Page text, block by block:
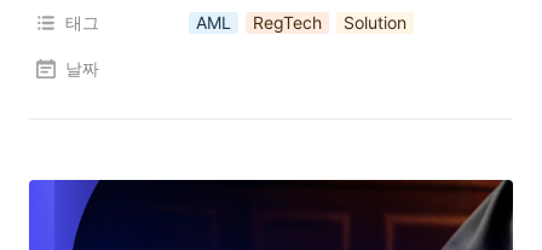
태그 AML RegTech Solution
날짜